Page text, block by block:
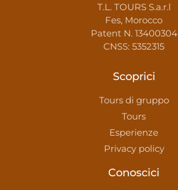
T.L. TOURS S.a.r.l
Fes, Morocco
Patent N. 13400304
CNSS: 5352315
Scoprici
Tours di gruppo
Tours
Esperienze
Privacy policy
Conoscici